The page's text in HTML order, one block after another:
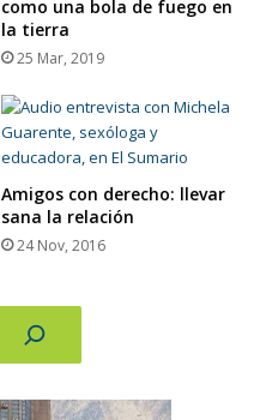
como una bola de fuego en
la tierra
25 Mar, 2019
Amigos con derecho: llevar
sana la relación
24 Nov, 2016